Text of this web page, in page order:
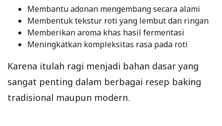
Membantu adonan mengembang secara alami
Membentuk tekstur roti yang lembut dan ringan
Memberikan aroma khas hasil fermentasi
Meningkatkan kompleksitas rasa pada roti
Karena itulah ragi menjadi bahan dasar yang
sangat penting dalam berbagai resep baking
tradisional maupun modern.